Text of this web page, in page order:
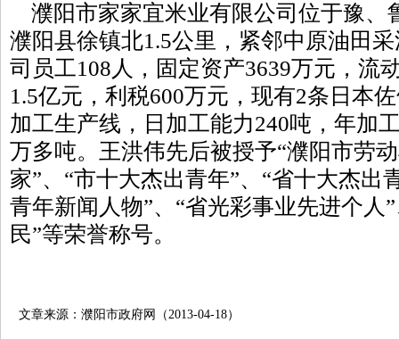
濮阳市家家宜米业有限公司位于豫、
濮阳县徐镇北1.5公里，紧邻中原油田
司员工108人，固定资产3639万元，流
1.5亿元，利税600万元，现有2条日本
加工生产线，日加工能力240吨，年加
万多吨。王洪伟先后被授予“濮阳市劳
家”、“市十大杰出青年”、“省十大杰出
青年新闻人物”、“省光彩事业先进个人
民”等荣誉称号。
文章来源：濮阳市政府网（2013-04-18）